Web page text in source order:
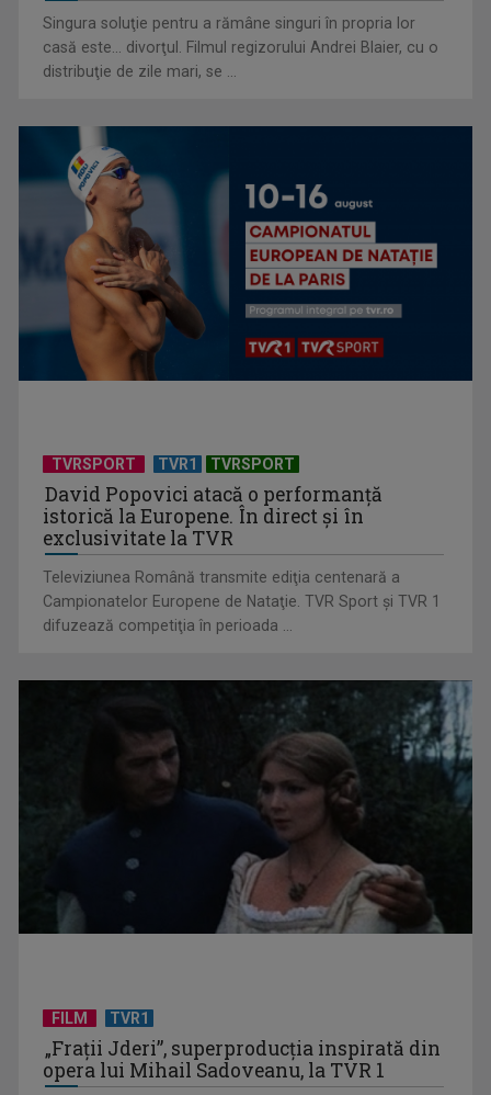
Gala Premiilor TVR MOLDOVA 2025, transmisă în direct de
„Tu votezi România!”: Campania electorală pentru alegerile
locale parțiale, ...
Singura soluţie pentru a rămâne singuri în propria lor
casă este... divorţul. Filmul regizorului Andrei Blaier, cu o
distribuţie de zile mari, se ...
TVRSPORT TVR1 TVRSPORT
David Popovici atacă o performanţă
istorică la Europene. În direct şi în
exclusivitate la TVR
Televiziunea Română transmite ediţia centenară a
Campionatelor Europene de Nataţie. TVR Sport şi TVR 1
difuzează competiţia în perioada ...
FILM TVR1
„Frații Jderi”, superproducția inspirată din
opera lui Mihail Sadoveanu, la TVR 1